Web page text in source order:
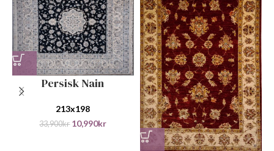
Persisk Nain
213x198
33,900kr 10,990kr